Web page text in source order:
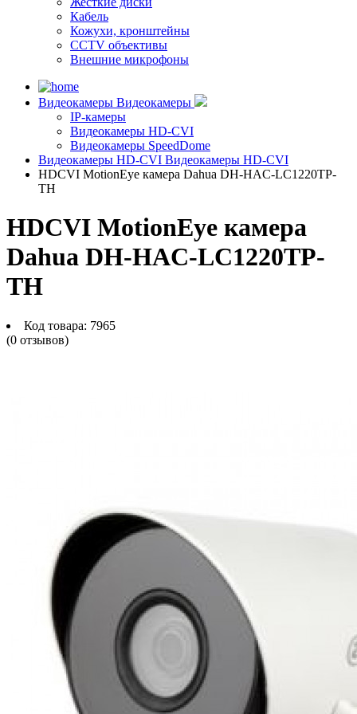
Кабель
Кожухи, кронштейны
CCTV объективы
Внешние микрофоны
Видеокамеры Видеокамеры
IP-камеры
Видеокамеры HD-CVI
Видеокамеры SpeedDome
Видеокамеры HD-CVI Видеокамеры HD-CVI
HDCVI MotionEye камера Dahua DH-HAC-LC1220TP-
TH
HDCVI MotionEye камера
Dahua DH-HAC-LC1220TP-
TH
Код товара: 7965
(0 отзывов)